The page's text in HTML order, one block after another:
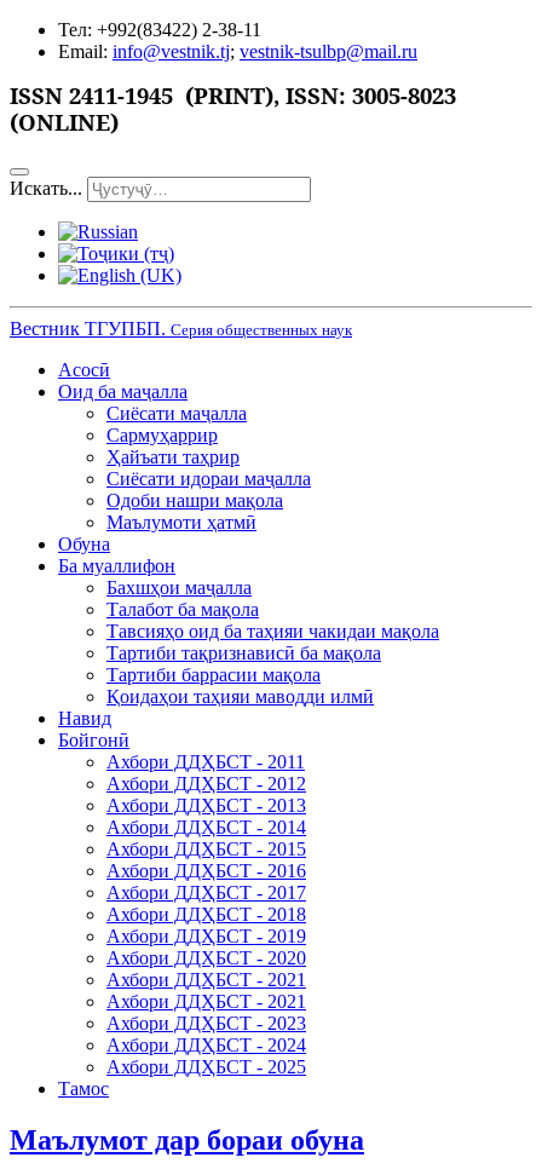
Тел: +992(83422) 2-38-11
Email: info@vestnik.tj; vestnik-tsulbp@mail.ru
ISSN 2411-1945 (PRINT), ISSN: 3005-8023
(ONLINE)
Искать...
Вестник ТГУПБП. Серия общественных наук
Асосӣ
Оид ба маҷалла
Сиёсати маҷалла
Сармуҳаррир
Ҳайъати таҳрир
Сиёсати идораи маҷалла
Одоби нашри мақола
Маълумоти ҳатмӣ
Обуна
Ба муаллифон
Бахшҳои маҷалла
Талабот ба мақола
Тавсияҳо оид ба таҳияи чакидаи мақола
Тартиби тақризнависӣ ба мақола
Тартиби баррасии мақола
Қоидаҳои таҳияи маводди илмӣ
Навид
Бойгонӣ
Ахбори ДДҲБСТ - 2011
Ахбори ДДҲБСТ - 2012
Ахбори ДДҲБСТ - 2013
Ахбори ДДҲБСТ - 2014
Ахбори ДДҲБСТ - 2015
Ахбори ДДҲБСТ - 2016
Ахбори ДДҲБСТ - 2017
Ахбори ДДҲБСТ - 2018
Ахбори ДДҲБСТ - 2019
Ахбори ДДҲБСТ - 2020
Ахбори ДДҲБСТ - 2021
Ахбори ДДҲБСТ - 2021
Ахбори ДДҲБСТ - 2023
Ахбори ДДҲБСТ - 2024
Ахбори ДДҲБСТ - 2025
Тамос
Маълумот дар бораи обуна